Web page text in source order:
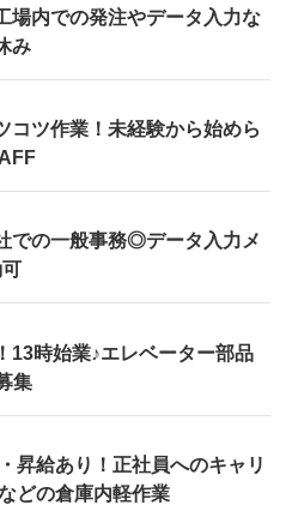
場内での発注やデータ入力な
み
コツ作業！未経験から始めら
での一般事務◎データ入力メ
13時始業♪エレベーター部品
集
昇給あり！正社員へのキャリ
どの倉庫内軽作業